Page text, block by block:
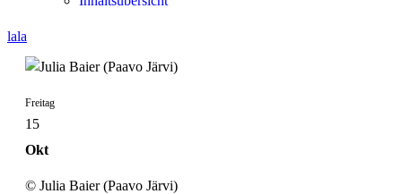
lala
Freitag
15
Okt
© Julia Baier (Paavo Järvi)